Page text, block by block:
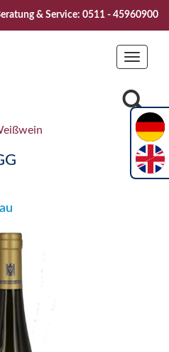
2026" Vive la
& Service: 0511 - 45960900
Toggle